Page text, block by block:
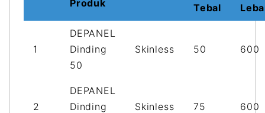
Produk
Tebal
1
DEPANEL
Dinding
50
Skinless 50 600
2
DEPANEL
Dinding
Skinless 75 600